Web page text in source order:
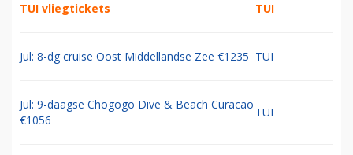
TUI vliegtickets TUI
Jul: 8-dg cruise Oost Middellandse Zee €1235 TUI
Jul: 9-daagse Chogogo Dive & Beach Curacao
€1056
TUI